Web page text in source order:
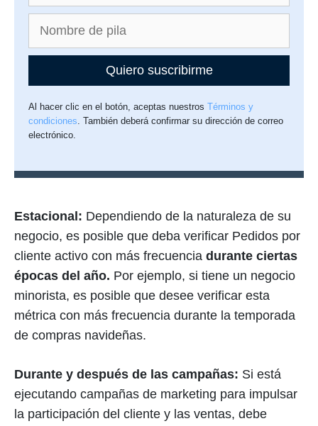
Quiero suscribirme
Al hacer clic en el botón, aceptas nuestrosTérminos y
condiciones. También deberá confirmar su dirección de correo
electrónico.
Estacional: Dependiendo de la naturaleza de su
negocio, es posible que deba verificar Pedidos por
cliente activo con más frecuencia durante ciertas
épocas del año. Por ejemplo, si tiene un negocio
minorista, es posible que desee verificar esta
métrica con más frecuencia durante la temporada
de compras navideñas.
Durante y después de las campañas: Si está
ejecutando campañas de marketing para impulsar
la participación del cliente y las ventas, debe